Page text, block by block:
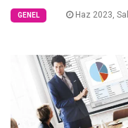
GENEL Haz 2023, Sal